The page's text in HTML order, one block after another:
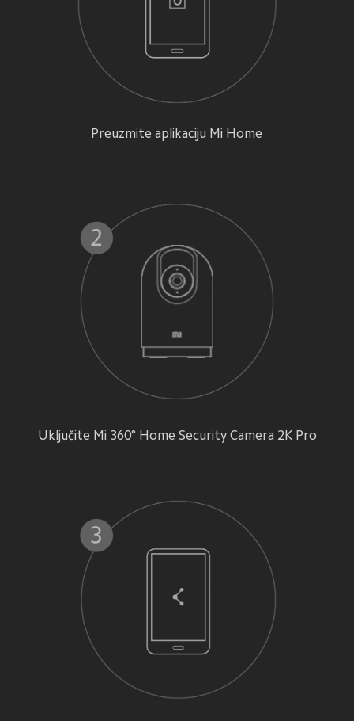
Preuzmite aplikaciju Mi Home
Uključite Mi 360° Home Security Camera 2K Pro